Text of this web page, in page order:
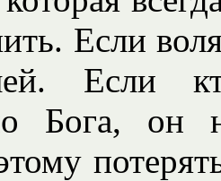
Если
Если
Бога, он